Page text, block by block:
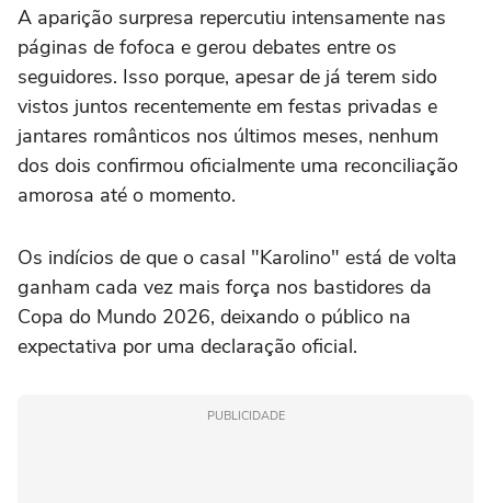
A aparição surpresa repercutiu intensamente nas
páginas de fofoca e gerou debates entre os
seguidores. Isso porque, apesar de já terem sido
vistos juntos recentemente em festas privadas e
jantares românticos nos últimos meses, nenhum
dos dois confirmou oficialmente uma reconciliação
amorosa até o momento.
Os indícios de que o casal "Karolino" está de volta
ganham cada vez mais força nos bastidores da
Copa do Mundo 2026, deixando o público na
expectativa por uma declaração oficial.
PUBLICIDADE